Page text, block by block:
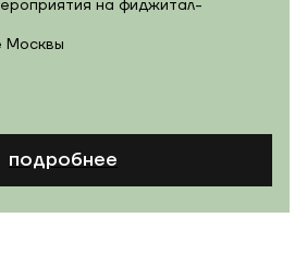
на фиджитал-
Москвы
подробнее